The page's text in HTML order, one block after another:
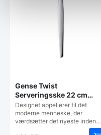
Gense Twist
Serveringsske 22 cm
Blank stål
Designet appellerer til det
moderne menneske, der
værdsætter det nyeste inden…